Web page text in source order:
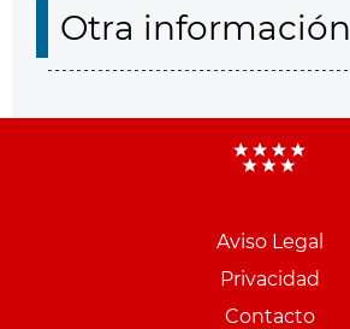
Otra información
Aviso Legal
Privacidad
Contacto